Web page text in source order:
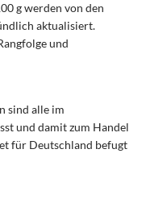
g werden von den
aktualisiert.
und
sind alle im
und damit zum Handel
für Deutschland befugt